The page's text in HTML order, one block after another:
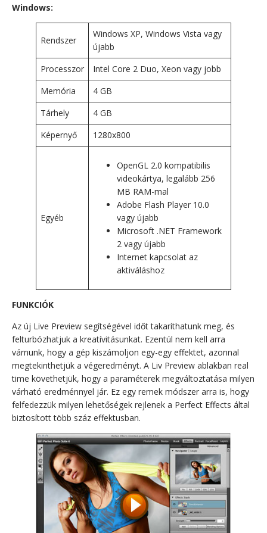
Windows:
Rendszer
Windows XP, Windows Vista vagy
újabb
Processzor
Intel Core 2 Duo, Xeon vagy jobb
Memória
4 GB
Tárhely
4 GB
Képernyő
1280x800
Egyéb
OpenGL 2.0 kompatibilis
videokártya, legalább 256
MB RAM-mal
Adobe Flash Player 10.0
vagy újabb
Microsoft .NET Framework
2 vagy újabb
Internet kapcsolat az
aktiváláshoz
FUNKCIÓK
Az új Live Preview segítségével időt takaríthatunk meg, és
felturbózhatjuk a kreatívitásunkat. Ezentúl nem kell arra
várnunk, hogy a gép kiszámoljon egy-egy effektet, azonnal
megtekinthetjük a végeredményt. A Liv Preview ablakban real
time követhetjük, hogy a paraméterek megváltoztatása milyen
várható eredménnyel jár. Ez egy remek módszer arra is, hogy
felfedezzük milyen lehetőségek rejlenek a Perfect Effects által
biztosított több száz effektusban.